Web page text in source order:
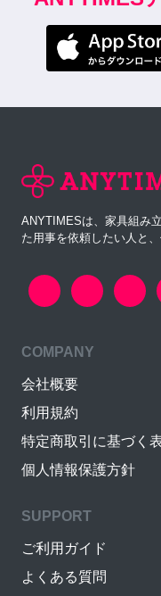
ANYTIMESは、家具組み
た用事を依頼したい人と
COMPANY
会社概要
利用規約
特定商取引に基づく
個人情報保護方針
SUPPORT
ご利用ガイド
よくある質問